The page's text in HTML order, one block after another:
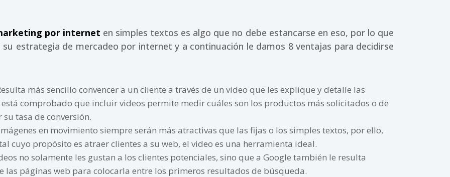
por internet en simples textos es algo que no debe estancarse en eso, por lo que
estrategia de mercadeo por internet y a continuación le damos 8 ventajas para decidirse
más sencillo convencer a un cliente a través de un video que les explique y detalle las
comprobado que incluir videos permite medir cuáles son los productos más solicitados o de
tasa de conversión.
en movimiento siempre serán más atractivas que las fijas o los simples textos, por ello,
cuyo propósito es atraer clientes a su web, el video es una herramienta ideal.
no solamente les gustan a los clientes potenciales, sino que a Google también le resulta
páginas web para colocarla entre los primeros resultados de búsqueda.